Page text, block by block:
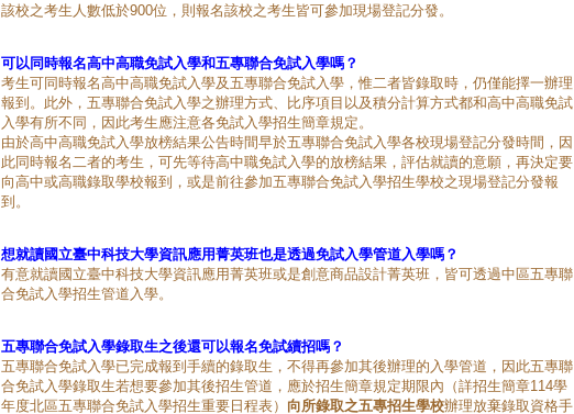
該校之考生人數低於900位，則報名該校之考生皆可參加現場登記分發。
可以同時報名高中高職免試入學和五專聯合免試入學嗎？
考生可同時報名高中高職免試入學及五專聯合免試入學，惟二者皆錄取時，仍僅能擇一辦理
報到。此外，五專聯合免試入學之辦理方式、比序項目以及積分計算方式都和高中高職免試
入學有所不同，因此考生應注意各免試入學招生簡章規定。
由於高中高職免試入學放榜結果公告時間早於五專聯合免試入學各校現場登記分發時間，因
此同時報名二者的考生，可先等待高中職免試入學的放榜結果，評估就讀的意願，再決定要
向高中或高職錄取學校報到，或是前往參加五專聯合免試入學招生學校之現場登記分發報
到。
想就讀國立臺中科技大學資訊應用菁英班也是透過免試入學管道入學嗎？
有意就讀國立臺中科技大學資訊應用菁英班或是創意商品設計菁英班，皆可透過中區五專聯
合免試入學招生管道入學。
五專聯合免試入學錄取生之後還可以報名免試續招嗎？
五專聯合免試入學已完成報到手續的錄取生，不得再參加其後辦理的入學管道，因此五專聯
合免試入學錄取生若想要參加其後招生管道，應於招生簡章規定期限內（詳招生簡章114學
年度北區五專聯合免試入學招生重要日程表） 向所錄取之五專招生學校辦理放棄錄取資格手